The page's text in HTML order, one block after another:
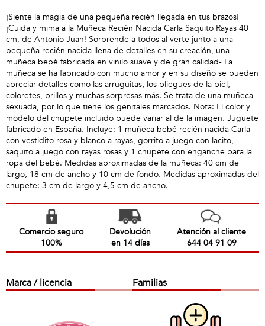
¡Siente la magia de una pequeña recién llegada en tus brazos!
¡Cuida y mima a la Muñeca Recién Nacida Carla Saquito Rayas 40
cm. de Antonio Juan! Sorprende a todos al verte junto a una
pequeña recién nacida llena de detalles en su creación, una
muñeca bebé fabricada en vinilo suave y de gran calidad- La
muñeca se ha fabricado con mucho amor y en su diseño se pueden
apreciar detalles como las arruguitas, los pliegues de la piel,
coloretes, brillos y muchas sorpresas más. Se trata de una muñeca
sexuada, por lo que tiene los genitales marcados. Nota: El color y
modelo del chupete incluido puede variar al de la imagen. Juguete
fabricado en España. Incluye: 1 muñeca bebé recién nacida Carla
con vestidito rosa y blanco a rayas, gorrito a juego con lacito,
saquito a juego con rayas rosas y 1 chupete con enganche para la
ropa del bebé. Medidas aproximadas de la muñeca: 40 cm de
largo, 18 cm de ancho y 10 cm de fondo. Medidas aproximadas del
chupete: 3 cm de largo y 4,5 cm de ancho.
Comercio seguro
100%
Devolución
en 14 días
Atención al cliente
644 04 91 09
Marca / licencia Familias